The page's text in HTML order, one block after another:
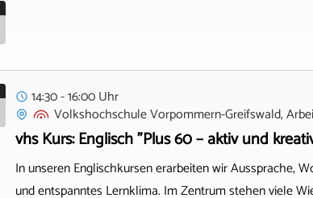
14:30 - 16:00 Uhr
Volkshochschule Vorpommern-Greifswald,
vhs Kurs: Englisch "Plus 60 – aktiv und
In unseren Englischkursen erarbeiten wir Aussprache,
und entspanntes Lernklima. Im Zentrum stehen viele